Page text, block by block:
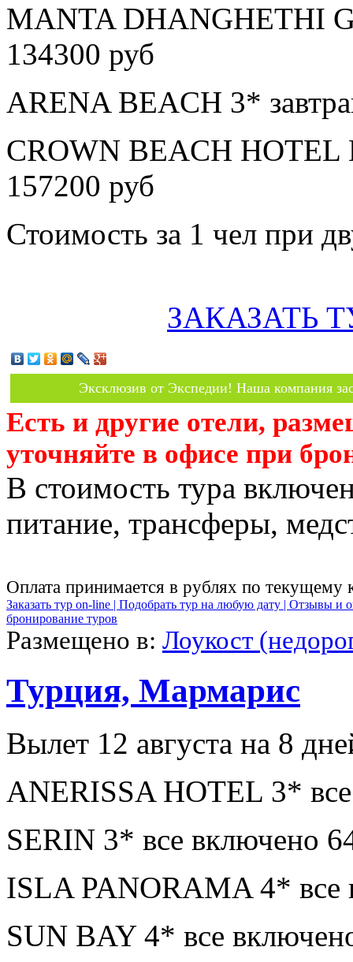
MANTA DHANGHETHI
134300 руб
ARENA BEACH 3*
CROWN BEACH HOTEL
157200 руб
Стоимость за 1 чел при
ЗАКАЗАТЬ
Эксклюзив от Экспедии! Наша компания
Есть и другие отели,
уточняйте в офисе при
В стоимость тура
питание, трансферы,
Оплата принимается в рублях по текущему
Заказать тур on-line | Подобрать тур на любую дату | Отзывы и
бронирование туров
Размещено в: Лоукост
Турция, Мармарис
Вылет 12 августа на 8
ANERISSA HOTEL 3*
SERIN 3* все включено
ISLA PANORAMA 4* все
SUN BAY 4* все